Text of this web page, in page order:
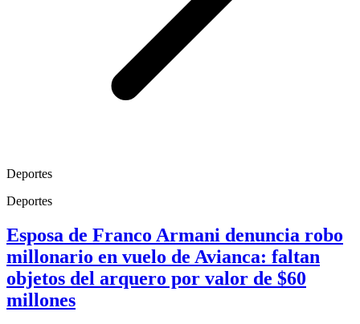
Deportes
Deportes
Esposa de Franco Armani denuncia robo
millonario en vuelo de Avianca: faltan
objetos del arquero por valor de $60
millones